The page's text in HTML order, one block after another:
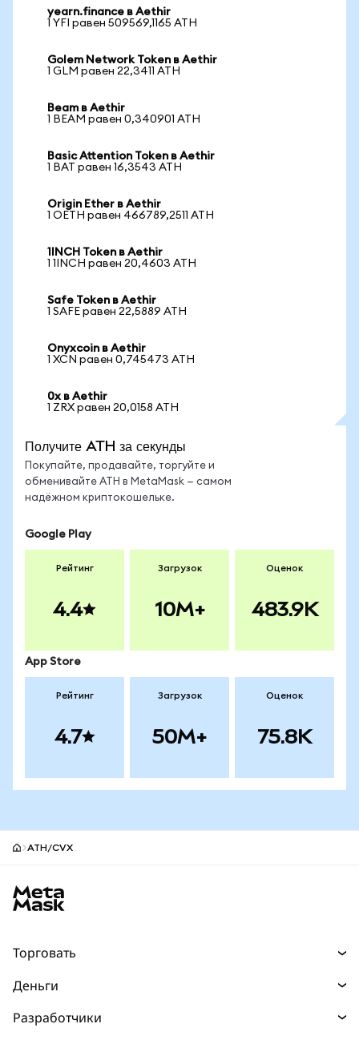
yearn.finance в Aethir
1 YFI равен 509569,1165 ATH
Golem Network Token в Aethir
1 GLM равен 22,3411 ATH
Beam в Aethir
1 BEAM равен 0,340901 ATH
Basic Attention Token в Aethir
1 BAT равен 16,3543 ATH
Origin Ether в Aethir
1 OETH равен 466789,2511 ATH
1INCH Token в Aethir
1 1INCH равен 20,4603 ATH
Safe Token в Aethir
1 SAFE равен 22,5889 ATH
Onyxcoin в Aethir
1 XCN равен 0,745473 ATH
0x в Aethir
1 ZRX равен 20,0158 ATH
Получите ATH за секунды
Покупайте, продавайте, торгуйте и
обменивайте ATH в MetaMask — самом
надёжном криптокошельке.
Google Play
Рейтинг
4.4
Загрузок
10M+
Оценок
483.9K
App Store
Рейтинг
4.7
Загрузок
50M+
Оценок
75.8K
ATH/CVX
Торговать
Прогнозы
Деньги
Разработчики